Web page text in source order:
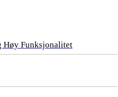
Høy Funksjonalitet